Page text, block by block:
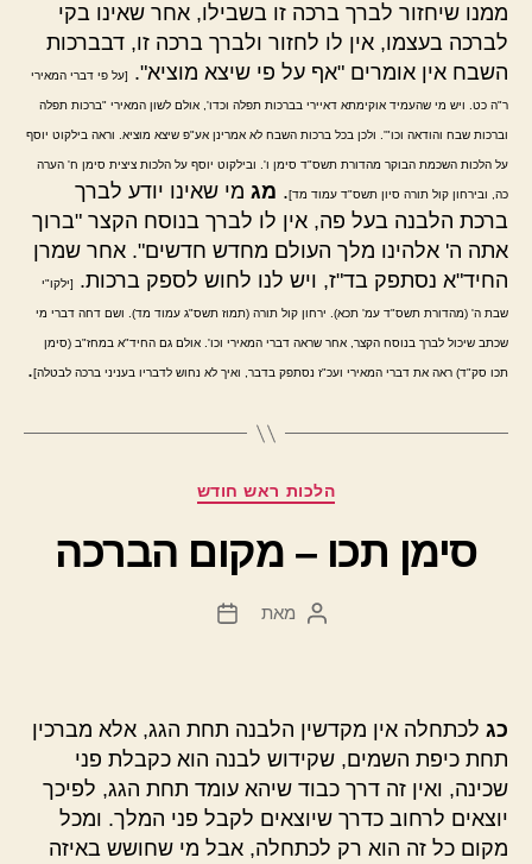
ממנו שיחזור לברך ברכה זו בשבילו, אחר שאינו בקי
לברכה בעצמו, אין לו לחזור ולברך ברכה זו, דבברכות
השבח אין אומרים "אף על פי שיצא מוציא".
[על פי דברי המאירי
ר"ה כט. ויש מי שהעמיד אוקימתא דאיירי בברכות תפלה וכדו', אולם לשון המאירי "ברכות תפלה
וברכות שבח והודאה וכו"'. ולכן בכל ברכות השבח לא אמרינן אע"פ שיצא מוציא. וראה בילקוט יוסף
על הלכות השכמת הבוקר מהדורת תשס"ד סימן ו'. ובילקוט יוסף על הלכות ציצית סימן ח' הערה
כה, ובירחון קול תורה סיון תשס"ד עמוד מד]. מג מי שאינו יודע לברך
ברכת הלבנה בעל פה, אין לו לברך בנוסח הקצר "ברוך
אתה ה' אלהינו מלך העולם מחדש חדשים". אחר שמרן
החיד"א נסתפק בד"ז, ויש לנו לחוש לספק ברכות.
[ילקו"י
שבת ה' (מהדורת תשס"ד עמ' תכא). ירחון קול תורה (תמוז תשס"ג עמוד מד). ושם דחה דברי מי
שכתב שיכול לברך בנוסח הקצר, אחר שראה דברי המאירי וכו'. אולם גם החיד"א במחז"ב (סימן
תכו סק"ד) ראה את דברי המאירי ועכ"ז נסתפק בדבר, ואיך לא נחוש לדבריו בעניני ברכה לבטלה].
קטגוריות
הלכות ראש חודש
סימן תכו – מקום הברכה
המחבר
מאת
תאריך
כג לכתחלה אין מקדשין הלבנה תחת הגג, אלא מברכין
תחת כיפת השמים, שקידוש לבנה הוא כקבלת פני
שכינה, ואין זה דרך כבוד שיהא עומד תחת הגג, לפיכך
יוצאים לרחוב כדרך שיוצאים לקבל פני המלך. ומכל
מקום כל זה הוא רק לכתחלה, אבל מי שחושש באיזה